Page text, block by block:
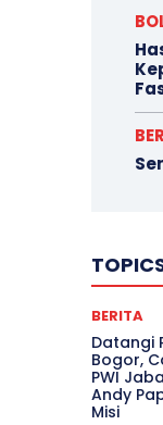
BERITA
Datangi
Bogor,
PWI
Andy
Misi